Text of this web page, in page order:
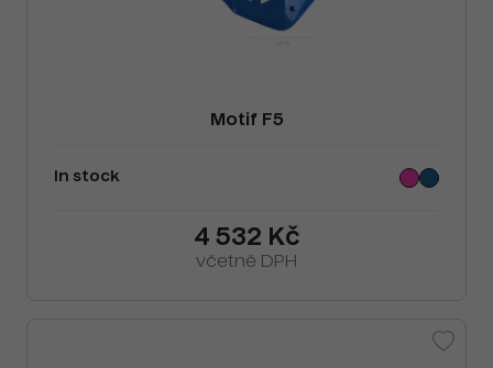
Motif F5
In stock
4 532 Kč
včetně DPH